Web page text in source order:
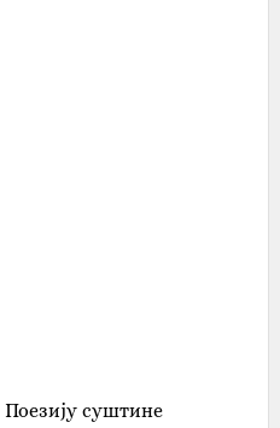
Поезију суштине